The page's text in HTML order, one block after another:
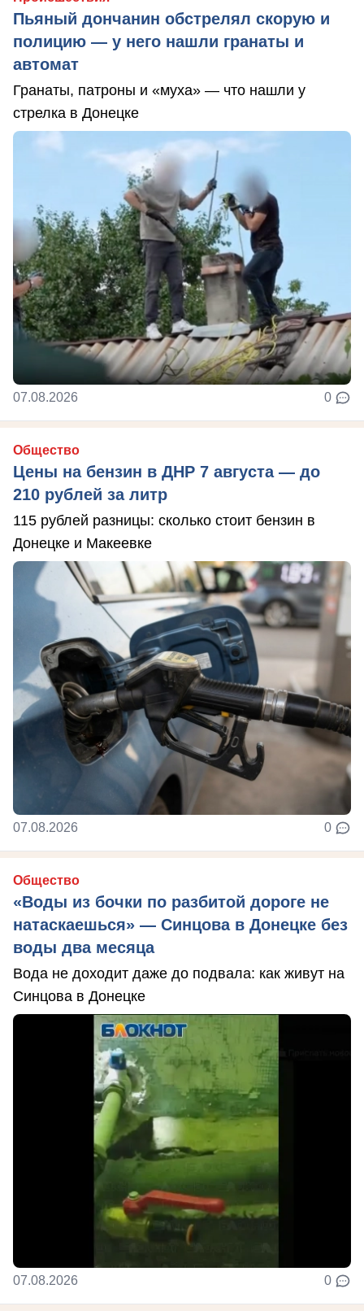
Пьяный дончанин обстрелял скорую и
полицию — у него нашли гранаты и
автомат
Гранаты, патроны и «муха» — что нашли у
стрелка в Донецке
07.08.2026 0
Общество
Цены на бензин в ДНР 7 августа — до
210 рублей за литр
115 рублей разницы: сколько стоит бензин в
Донецке и Макеевке
07.08.2026 0
Общество
«Воды из бочки по разбитой дороге не
натаскаешься» — Синцова в Донецке без
воды два месяца
Вода не доходит даже до подвала: как живут на
Синцова в Донецке
07.08.2026 0